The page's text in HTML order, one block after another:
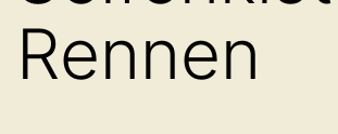
Rennen